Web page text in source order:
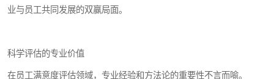
业与员工共同发展的双赢局面。
科学评估的专业价值
在员工满意度评估领域，专业经验和方法论的重要性不言而喻。